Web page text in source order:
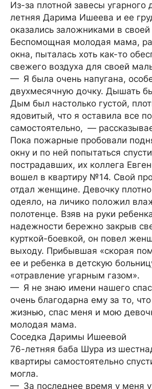
Из-за плотной завесы угарного
летняя Дарима Ишеева и ее
оказались заложниками в своей
Беспомощная молодая мама,
окна, пыталась хоть как-то
свежего воздуха для своей
— Я была очень напугана,
двухмесячную дочку. Дышать
Дым был настолько густой,
ядовитый, что я оставила все
самостоятельно, —
Пока пожарные пробовали
окну и по ней попытаться
пострадавших, их коллега
вошел в квартиру №14. Свой
отдал женщине. Девочку плотно
одеяло, на личико положил
полотенце. Взяв на руки
надежности бережно закрыв
курткой-боевкой, он повел
выходу. Прибывшая «скорая
ее и ребенка в детскую
«отравление угарным газом».
— Я не знаю имени нашего
очень благодарна ему за то,
жизнью, спас меня и мою
молодая мама.
Соседка Даримы Ишеевой
76-летняя баба Шура из
квартиры самостоятельно
могла.
— За последнее время у меня